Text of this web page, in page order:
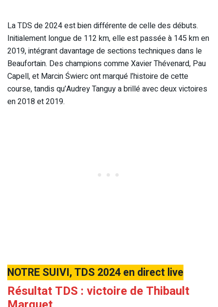
La TDS de 2024 est bien différente de celle des débuts.
Initialement longue de 112 km, elle est passée à 145 km en
2019, intégrant davantage de sections techniques dans le
Beaufortain. Des champions comme Xavier Thévenard, Pau
Capell, et Marcin Świerc ont marqué l’histoire de cette
course, tandis qu’Audrey Tanguy a brillé avec deux victoires
en 2018 et 2019.
NOTRE SUIVI, TDS 2024 en direct live
Résultat TDS : victoire de Thibault